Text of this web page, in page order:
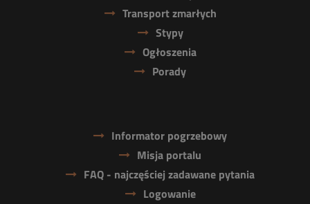
Transport zmarłych
Stypy
Ogłoszenia
Porady
Informator pogrzebowy
Misja portalu
FAQ - najczęściej zadawane pytania
Logowanie